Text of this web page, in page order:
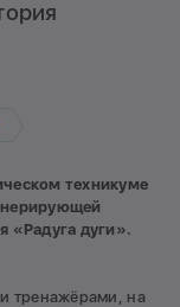
техникуме
«Радуга дуги».
тренажёрами, на